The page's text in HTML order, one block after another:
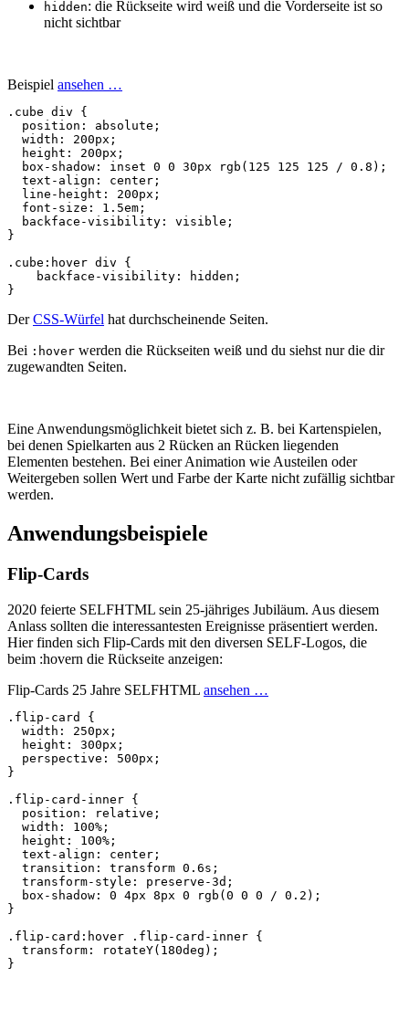
hidden: die Rückseite wird weiß und die Vorderseite ist so
nicht sichtbar
Beispiel ansehen …
.cube div
{
position : absolute ;
width : 200px ;
height : 200px ;
box - shadow : inset 0 0 30px rgb ( 125 125 125 / 0 . 8 );
text-align : center ;
line-height : 200px ;
font-size : 1.5em ;
backface -visibility : visible ;
}
.cube :hover div
{
backface -visibility : hidden ;
}
DerCSS-Würfel hat durchscheinende Seiten.
Bei :hover werden die Rückseiten weiß und du siehst nur die dir
zugewandten Seiten.
Eine Anwendungsmöglichkeit bietet sich z. B. bei Kartenspielen,
bei denen Spielkarten aus 2 Rücken an Rücken liegenden
Elementen bestehen. Bei einer Animation wie Austeilen oder
Weitergeben sollen Wert und Farbe der Karte nicht zufällig sichtbar
werden.
Anwendungsbeispiele
Flip-Cards
2020 feierte SELFHTML sein 25-jähriges Jubiläum. Aus diesem
Anlass sollten die interessantesten Ereignisse präsentiert werden.
Hier finden sich Flip-Cards mit den diversen SELF-Logos, die
beim :hovern die Rückseite anzeigen:
Flip-Cards 25 Jahre SELFHTML ansehen …
.flip-card
{
width : 250px ;
height : 300px ;
perspective : 500px ;
}
.flip-card-inner {
position : relative ;
width : 100% ;
height : 100% ;
text-align : center ;
transition : transform 0.6s ;
transform- style : preserve -3d ;
box - shadow : 0 4px 8px 0 rgb (0 0 0 / 0 . 2 );
}
.flip-card :hover .flip-card-inner {
transform : rotateY( 180deg );
}